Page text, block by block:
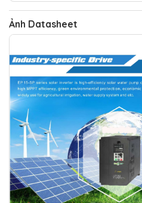
Ảnh Datasheet